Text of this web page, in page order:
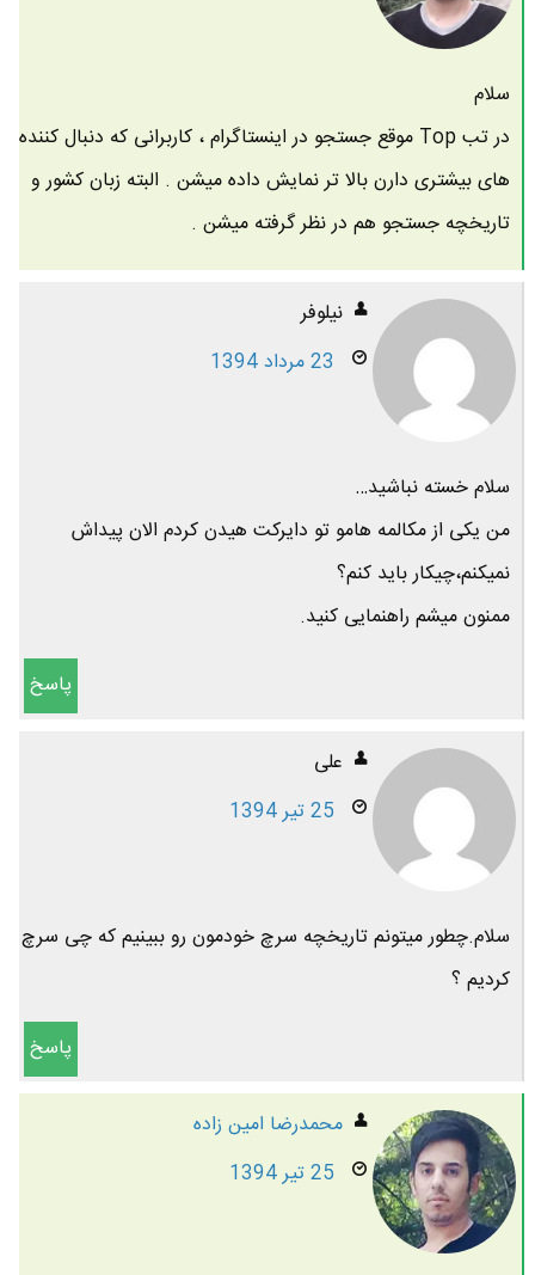
سلام
در تب Top موقع جستجو در اینستاگرام ، کاربرانی که دنبال کننده
های بیشتری دارن بالا تر نمایش داده میشن . البته زبان کشور و
تاریخچه جستجو هم در نظر گرفته میشن .
نیلوفر
23 مرداد 1394
سلام خسته نباشید…
من یکی از مکالمه هامو تو دایرکت هیدن کردم الان پیداش
نمیکنم،چیکار باید کنم؟
ممنون میشم راهنمایی کنید.
پاسخ
علی
25 تیر 1394
سلام.چطور میتونم تاریخچه سرچ خودمون رو ببینیم که چی سرچ
کردیم ؟
پاسخ
محمدرضا امين زاده
25 تیر 1394